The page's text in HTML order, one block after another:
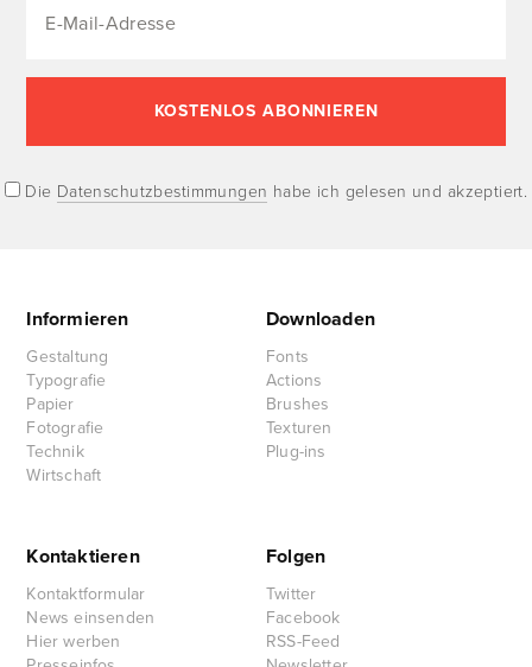
Die Datenschutzbestimmungen habe ich gelesen und akzeptiert.
Informieren
Gestaltung
Typografie
Papier
Fotografie
Technik
Wirtschaft
Downloaden
Fonts
Actions
Brushes
Texturen
Plug-ins
Kontaktieren
Kontaktformular
News einsenden
Hier werben
Folgen
Twitter
Facebook
RSS-Feed